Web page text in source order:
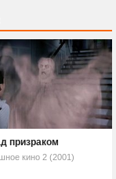
призраком
кино 2 (2001)